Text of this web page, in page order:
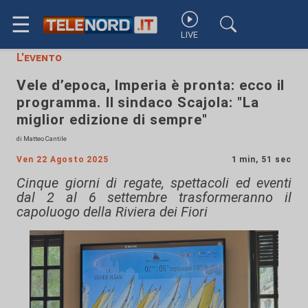
☰ LIVE
L'evento
Vele d’epoca, Imperia è pronta: ecco il
programma. Il sindaco Scajola: "La
miglior edizione di sempre"
di Matteo Cantile
Ven 22 Agosto 2025 1 min, 51 sec
Cinque giorni di regate, spettacoli ed eventi
dal 2 al 6 settembre trasformeranno il
capoluogo della Riviera dei Fiori